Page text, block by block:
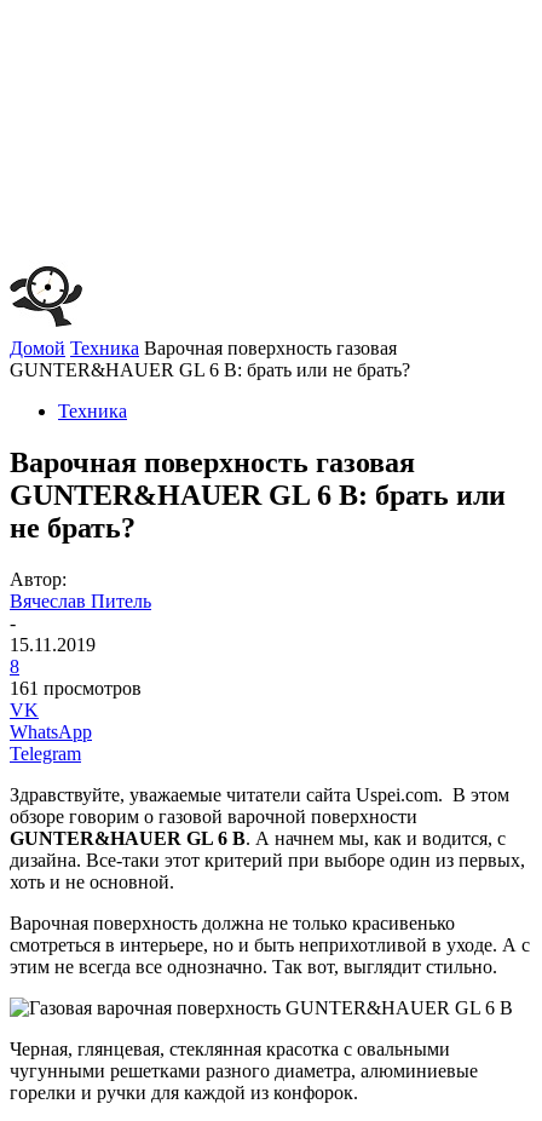
Домой Техника Варочная поверхность газовая
GUNTER&HAUER GL 6 B: брать или не брать?
Техника
Варочная поверхность газовая
GUNTER&HAUER GL 6 B: брать или
не брать?
Автор:
Вячеслав Питель
-
15.11.2019
8
161 просмотров
VK
WhatsApp
Telegram
Здравствуйте, уважаемые читатели сайта Uspei.com. В этом
обзоре говорим о газовой варочной поверхности
GUNTER&HAUER GL 6 B. А начнем мы, как и водится, с
дизайна. Все-таки этот критерий при выборе один из первых,
хоть и не основной.
Варочная поверхность должна не только красивенько
смотреться в интерьере, но и быть неприхотливой в уходе. А с
этим не всегда все однозначно. Так вот, выглядит стильно.
Черная, глянцевая, стеклянная красотка с овальными
чугунными решетками разного диаметра, алюминиевые
горелки и ручки для каждой из конфорок.